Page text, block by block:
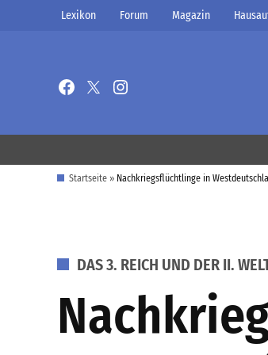
Lexikon Forum Magazin
Facebook
X
Instagram
Startseite » Nachkriegsflüchtlinge in
VERÖFFENTLICHT
DAS 3. REICH UND DER II.